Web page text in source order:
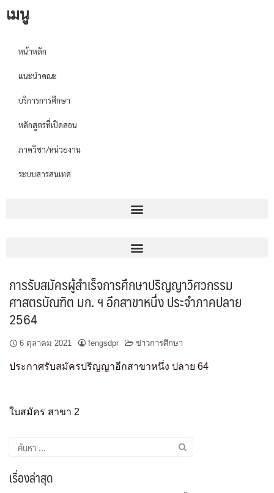
เมนู
หน้าหลัก
แนะนำคณะ
บริการการศึกษา
หลักสูตรที่เปิดสอน
ภาควิชา/หน่วยงาน
ระบบสารสนเทศ
การรับสมัครผู้สำเร็จการศึกษาปริญญาวิศวกรรม
ศาสตรบัณฑิต มก. ฯ อีกสาขาหนึ่ง ประจำภาคปลาย
2564
6 ตุลาคม 2021 fengsdpr ข่าวการศึกษา
ประกาศรับสมัครปริญญาอีกสาขาหนึ่ง ปลาย 64
ใบสมัคร สาขา 2
เรื่องล่าสุด